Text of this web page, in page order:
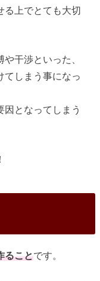
る上でとても大切
干渉といった、
てしまう事になっ
となってしまう
ることです。